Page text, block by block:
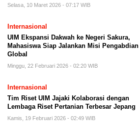
Selasa, 10 Maret 2026 - 07:17 WIB
Internasional
UIM Ekspansi Dakwah ke Negeri Sakura,
Mahasiswa Siap Jalankan Misi Pengabdian
Global
Minggu, 22 Februari 2026 - 02:20 WIB
Internasional
Tim Riset UIM Jajaki Kolaborasi dengan
Lembaga Riset Pertanian Terbesar Jepang
Kamis, 19 Februari 2026 - 02:49 WIB